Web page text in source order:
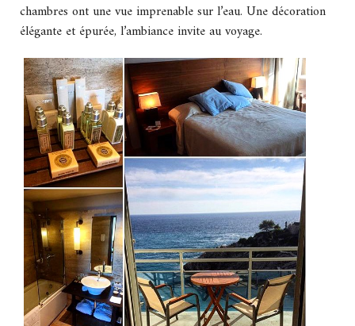
chambres ont une vue imprenable sur l’eau. Une décoration
élégante et épurée, l’ambiance invite au voyage.